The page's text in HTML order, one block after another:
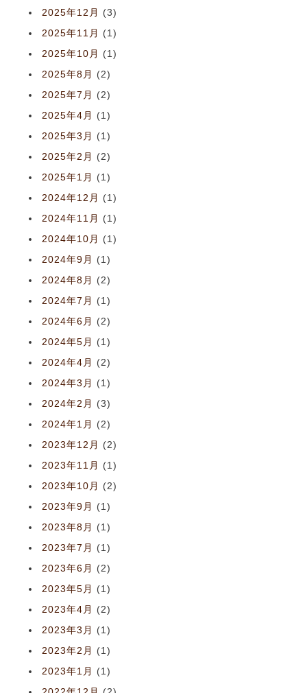
2025年12月
(3)
2025年11月
(1)
2025年10月
(1)
2025年8月
(2)
2025年7月
(2)
2025年4月
(1)
2025年3月
(1)
2025年2月
(2)
2025年1月
(1)
2024年12月
(1)
2024年11月
(1)
2024年10月
(1)
2024年9月
(1)
2024年8月
(2)
2024年7月
(1)
2024年6月
(2)
2024年5月
(1)
2024年4月
(2)
2024年3月
(1)
2024年2月
(3)
2024年1月
(2)
2023年12月
(2)
2023年11月
(1)
2023年10月
(2)
2023年9月
(1)
2023年8月
(1)
2023年7月
(1)
2023年6月
(2)
2023年5月
(1)
2023年4月
(2)
2023年3月
(1)
2023年2月
(1)
2023年1月
(1)